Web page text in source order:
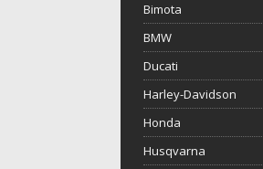
Bimota
BMW
Ducati
Harley-Davidson
Honda
Husqvarna